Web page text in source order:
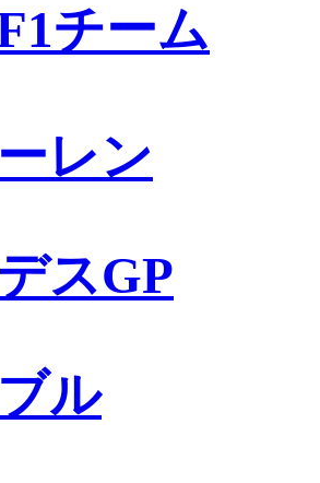
チーム
レン
スGP
ル